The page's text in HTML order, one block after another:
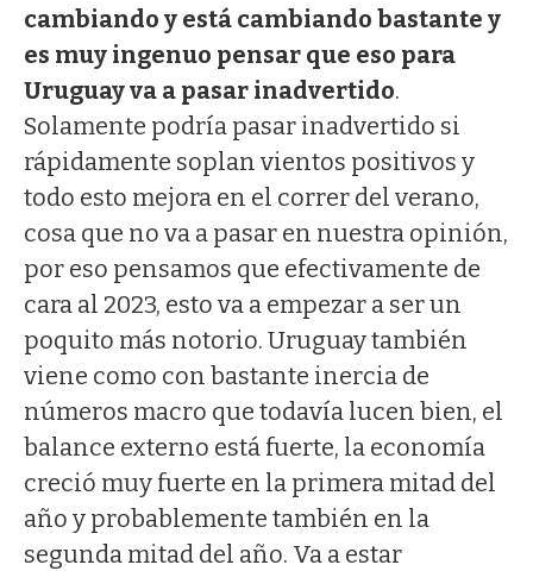
cambiando y está cambiando bastante y
es muy ingenuo pensar que eso para
Uruguay va a pasar inadvertido.
Solamente podría pasar inadvertido si
rápidamente soplan vientos positivos y
todo esto mejora en el correr del verano,
cosa que no va a pasar en nuestra opinión,
por eso pensamos que efectivamente de
cara al 2023, esto va a empezar a ser un
poquito más notorio. Uruguay también
viene como con bastante inercia de
números macro que todavía lucen bien, el
balance externo está fuerte, la economía
creció muy fuerte en la primera mitad del
año y probablemente también en la
segunda mitad del año. Va a estar